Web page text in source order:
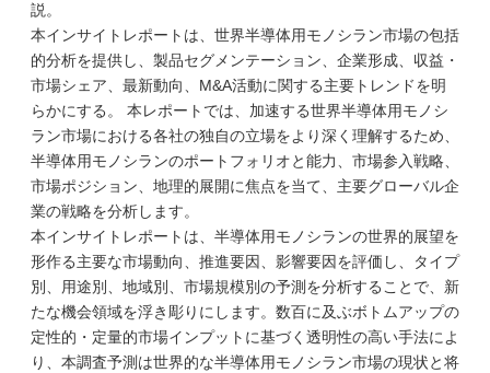
説。
本インサイトレポートは、世界半導体用モノシラン市場の包括
的分析を提供し、製品セグメンテーション、企業形成、収益・
市場シェア、最新動向、M&A活動に関する主要トレンドを明
らかにする。 本レポートでは、加速する世界半導体用モノシ
ラン市場における各社の独自の立場をより深く理解するため、
半導体用モノシランのポートフォリオと能力、市場参入戦略、
市場ポジション、地理的展開に焦点を当て、主要グローバル企
業の戦略を分析します。
本インサイトレポートは、半導体用モノシランの世界的展望を
形作る主要な市場動向、推進要因、影響要因を評価し、タイプ
別、用途別、地域別、市場規模別の予測を分析することで、新
たな機会領域を浮き彫りにします。数百に及ぶボトムアップの
定性的・定量的市場インプットに基づく透明性の高い手法によ
り、本調査予測は世界的な半導体用モノシラン市場の現状と将